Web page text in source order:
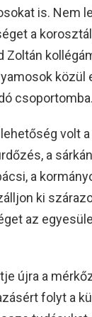
is. Nem
a
Zoltán
közül
csoportomba.
volt
a
a
ki
az
újra a
folyt a